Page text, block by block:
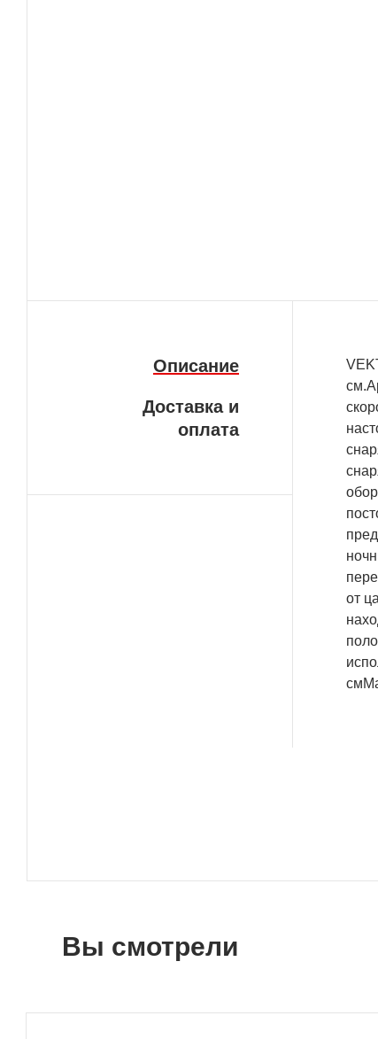
Описание
Доставка и
оплата
от
Вы смотрели